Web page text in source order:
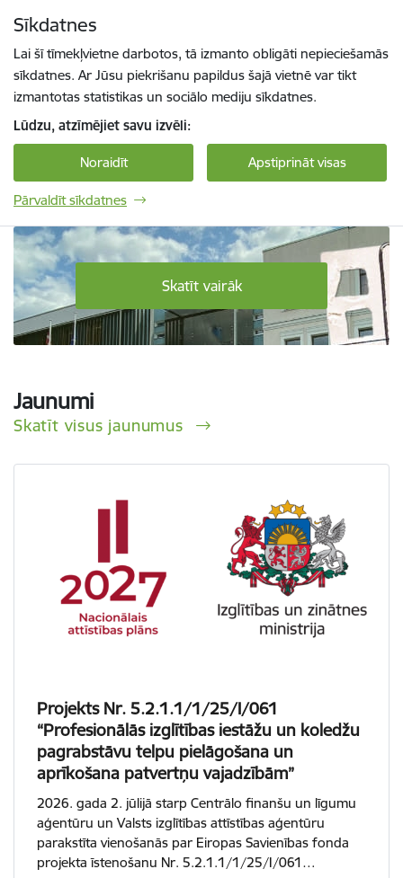
Sīkdatnes
Lai šī tīmekļvietne darbotos, tā izmanto obligāti nepieciešamās
sīkdatnes. Ar Jūsu piekrišanu papildus šajā vietnē var tikt
izmantotas statistikas un sociālo mediju sīkdatnes.
Lūdzu, atzīmējiet savu izvēli:
Noraidīt Apstiprināt visas
Pārvaldīt sīkdatnes
Daugavpils Tehnoloģiju un tūrisma tehnikums
Skatīt vairāk
Jaunumi
Skatīt visus jaunumus
Projekts Nr. 5.2.1.1/1/25/I/061
“Profesionālās izglītības iestāžu un koledžu
pagrabstāvu telpu pielāgošana un
aprīkošana patvertņu vajadzībām”
2026. gada 2. jūlijā starp Centrālo finanšu un līgumu
aģentūru un Valsts izglītības attīstības aģentūru
parakstīta vienošanās par Eiropas Savienības fonda
projekta īstenošanu Nr. 5.2.1.1/1/25/I/061…